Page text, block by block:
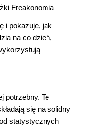
Freakonomia
i pokazuje, jak
na co dzień,
potrzebny. Te
się na solidny
statystycznych